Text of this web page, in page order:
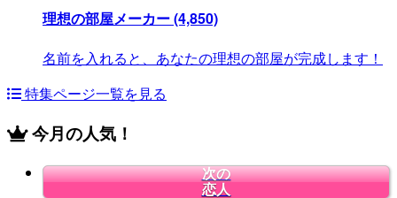
理想の部屋メーカー(4,850)
名前を入れると、あなたの理想の部屋が完成します！
特集ページ一覧を見る
今月の人気！
次の
恋人